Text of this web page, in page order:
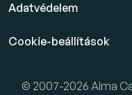
Adatvédelem
Cookie-beállítások
© 2007-2026 Alma